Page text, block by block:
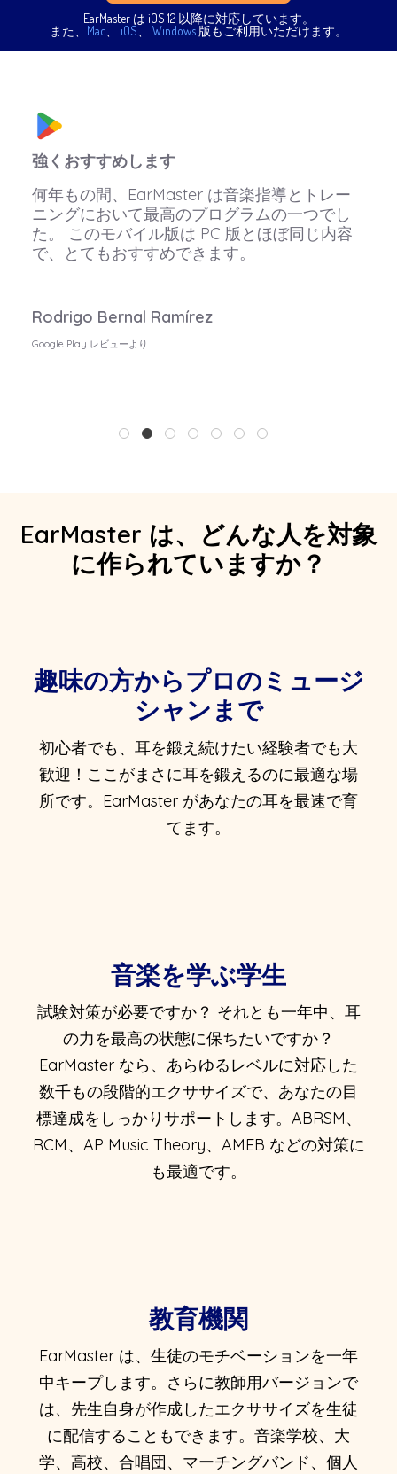
EarMaster は iOS 12 以降に対応しています。
また、 Mac iOS Windows 版もご利用いただけます。
強くおすすめします
何年もの間、EarMaster は音楽指導とトレー
ニングにおいて最高のプログラムの一つでし
た。 このモバイル版は PC 版とほぼ同じ内容
で、とてもおすすめできます。
Rodrigo Bernal Ramírez
Google Play レビューより
1 2 3 4 5 6 7
EarMaster は、どんな人を対象
に作られていますか？
趣味の方からプロのミュージ
シャンまで
初心者でも、耳を鍛え続けたい経験者でも大
歓迎！ここがまさに耳を鍛えるのに最適な場
所です。EarMaster があなたの耳を最速で育
てます。
音楽を学ぶ学生
試験対策が必要ですか？ それとも一年中、耳
の力を最高の状態に保ちたいですか？
EarMaster なら、あらゆるレベルに対応した
数千もの段階的エクササイズで、あなたの目
標達成をしっかりサポートします。ABRSM、
RCM、AP Music Theory、AMEB などの対策に
も最適です。
教育機関
EarMaster は、生徒のモチベーションを一年
中キープします。さらに教師用バージョンで
は、先生自身が作成したエクササイズを生徒
に配信することもできます。音楽学校、大
学、高校、合唱団、マーチングバンド、個人